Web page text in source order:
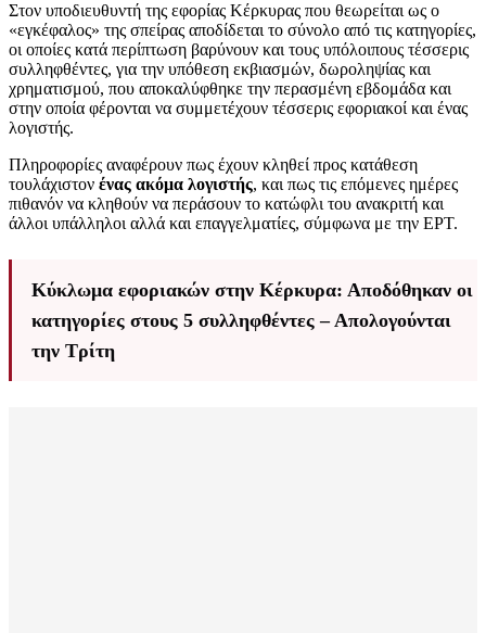
Στον υποδιευθυντή της εφορίας Κέρκυρας που θεωρείται ως ο
«εγκέφαλος» της σπείρας αποδίδεται το σύνολο από τις κατηγορίες,
οι οποίες κατά περίπτωση βαρύνουν και τους υπόλοιπους τέσσερις
συλληφθέντες, για την υπόθεση εκβιασμών, δωροληψίας και
χρηματισμού, που αποκαλύφθηκε την περασμένη εβδομάδα και
στην οποία φέρονται να συμμετέχουν τέσσερις εφοριακοί και ένας
λογιστής.
Πληροφορίες αναφέρουν πως έχουν κληθεί προς κατάθεση
τουλάχιστον ένας ακόμα λογιστής, και πως τις επόμενες ημέρες
πιθανόν να κληθούν να περάσουν το κατώφλι του ανακριτή και
άλλοι υπάλληλοι αλλά και επαγγελματίες, σύμφωνα με την ΕΡΤ.
Κύκλωμα εφοριακών στην Κέρκυρα: Αποδόθηκαν οι
κατηγορίες στους 5 συλληφθέντες – Απολογούνται
την Τρίτη